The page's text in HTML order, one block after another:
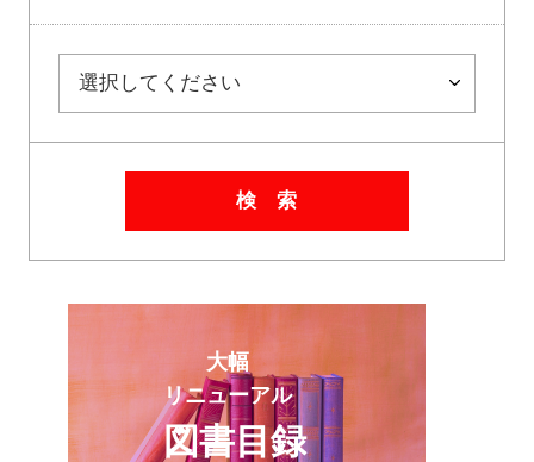
検 索
大幅
リニューアル
図書目録